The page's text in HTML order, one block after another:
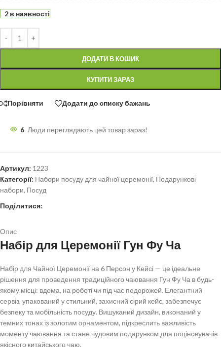
2 в наявності
ДОДАТИ В КОШИК
КУПИТИ ЗАРАЗ
Порівняти Додати до списку бажань
6 Люди переглядають цей товар зараз!
Артикул: 1223
Категорії: Набори посуду для чайної церемонії, Подарункові
набори, Посуд
Поділитися:
Опис
Набір для Церемонії Гун Фу Ча
Набір для Чайної Церемонії на 6 Персон у Кейсі — це ідеальне
рішення для проведення традиційного чаювання Гун Фу Ча в будь-
якому місці: вдома, на роботі чи під час подорожей. Елегантний
сервіз, упакований у стильний, захисний сірий кейс, забезпечує
безпеку та мобільність посуду. Вишуканий дизайн, виконаний у
темних тонах із золотим орнаментом, підкреслить важливість
моменту чаювання та стане чудовим подарунком для поціновувачів
якісного китайського чаю.